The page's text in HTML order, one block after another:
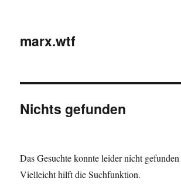
marx.wtf
Nichts gefunden
Das Gesuchte konnte leider nicht
Vielleicht hilft die Suchfunktion.